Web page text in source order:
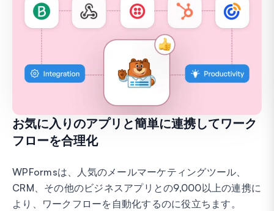
お気に入りのアプリと簡単に連携してワーク
フローを合理化
WPFormsは、人気のメールマーケティングツール、
CRM、その他のビジネスアプリとの9,000以上の連携に
より、ワークフローを自動化するのに役立ちます。